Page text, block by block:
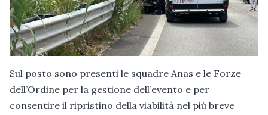
Sul posto sono presenti le squadre Anas e le Forze
dell’Ordine per la gestione dell’evento e per
consentire il ripristino della viabilità nel più breve